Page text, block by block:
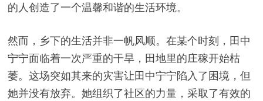
的人创造了一个温馨和谐的生活环境。
然而，乡下的生活并非一帆风顺。在某个时刻，田中
宁宁面临着一次严重的干旱，田地里的庄稼开始枯
萎。这场突如其来的灾害让田中宁宁陷入了困境，但
她并没有放弃。她组织了社区的力量，采取了有效的